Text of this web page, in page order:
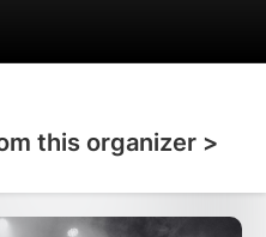
this organizer >